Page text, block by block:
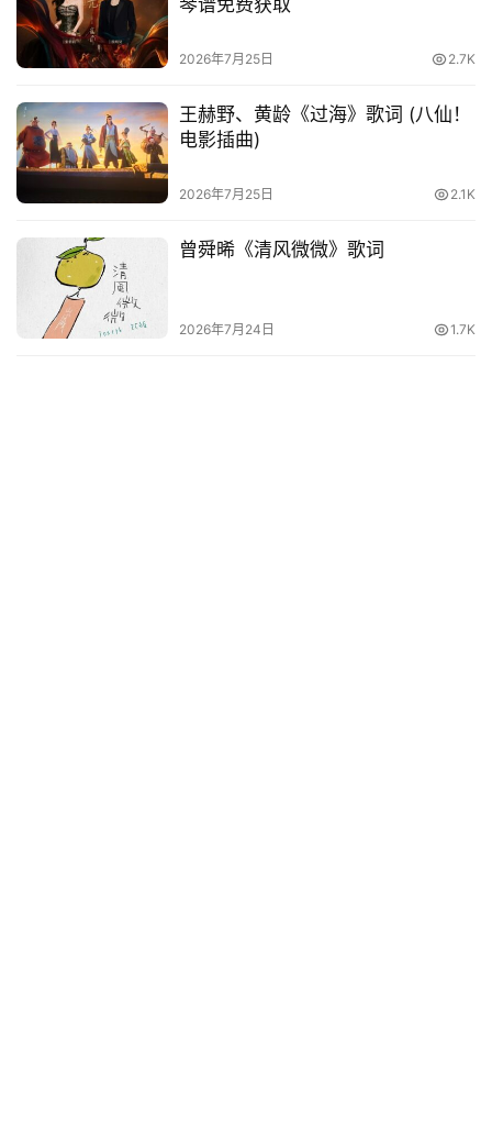
琴谱免费获取
2026年7月25日 2.7K
王赫野、黄龄《过海》歌词 (八仙！
电影插曲)
2026年7月25日 2.1K
曾舜晞《清风微微》歌词
2026年7月24日 1.7K